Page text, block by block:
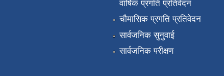
वार्षिक प्रगति प्रतिवेदन
चौमासिक प्रगति प्रतिवेदन
सार्वजनिक सुनुवाई
सार्वजनिक परीक्षण